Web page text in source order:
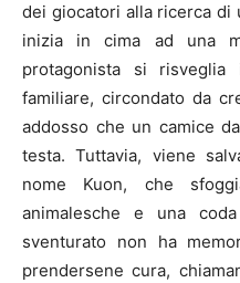
dei giocatori alla ricerca di
inizia in cima ad una
protagonista si
familiare, circondato da
addosso che un camice
testa. Tuttavia, viene
nome Kuon, che
animalesche e una
sventurato non ha
prendersene cura,